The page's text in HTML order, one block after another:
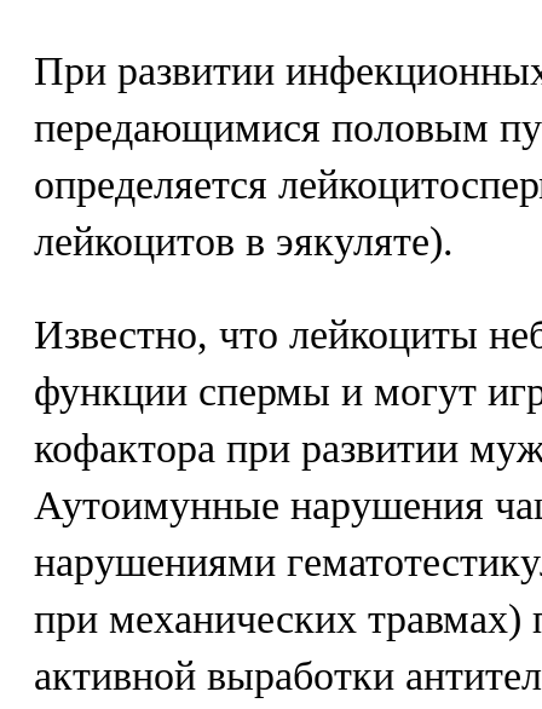
При развитии
передающимися половым
определяется
лейкоцитов в эякуляте).
Известно, что лейкоциты
функции спермы и могут
кофактора при развитии
Аутоимунные нарушения
нарушениями
при механических травмах)
активной выработки